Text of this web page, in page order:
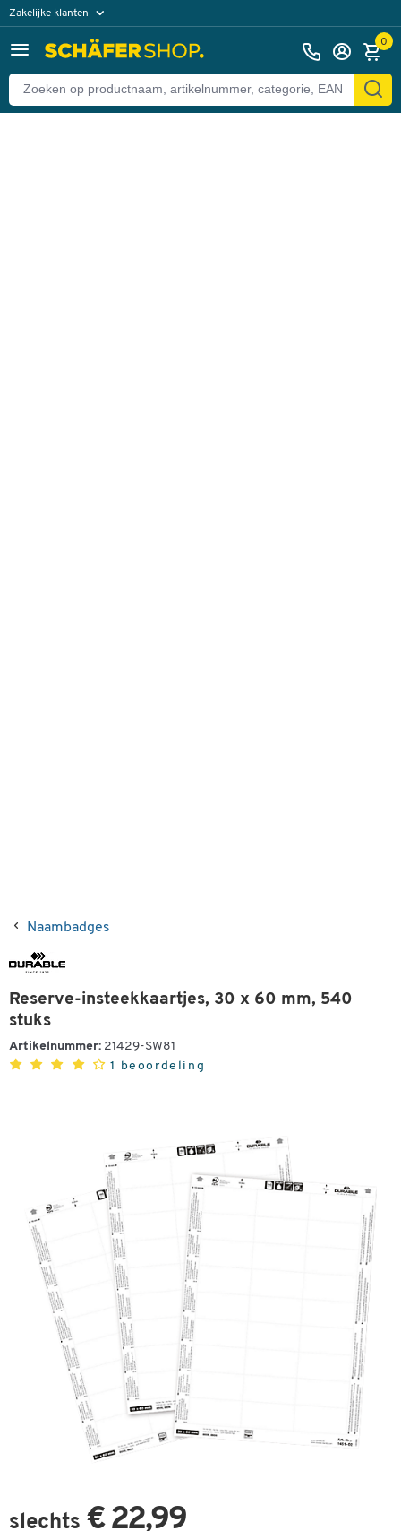
Zakelijke klanten
Particuliere klanten 0
Naambadges
Reserve-insteekkaartjes, 30 x 60 mm, 540
stuks
Artikelnummer: 21429-SW81
1 beoordeling
slechts € 22,99
Terug